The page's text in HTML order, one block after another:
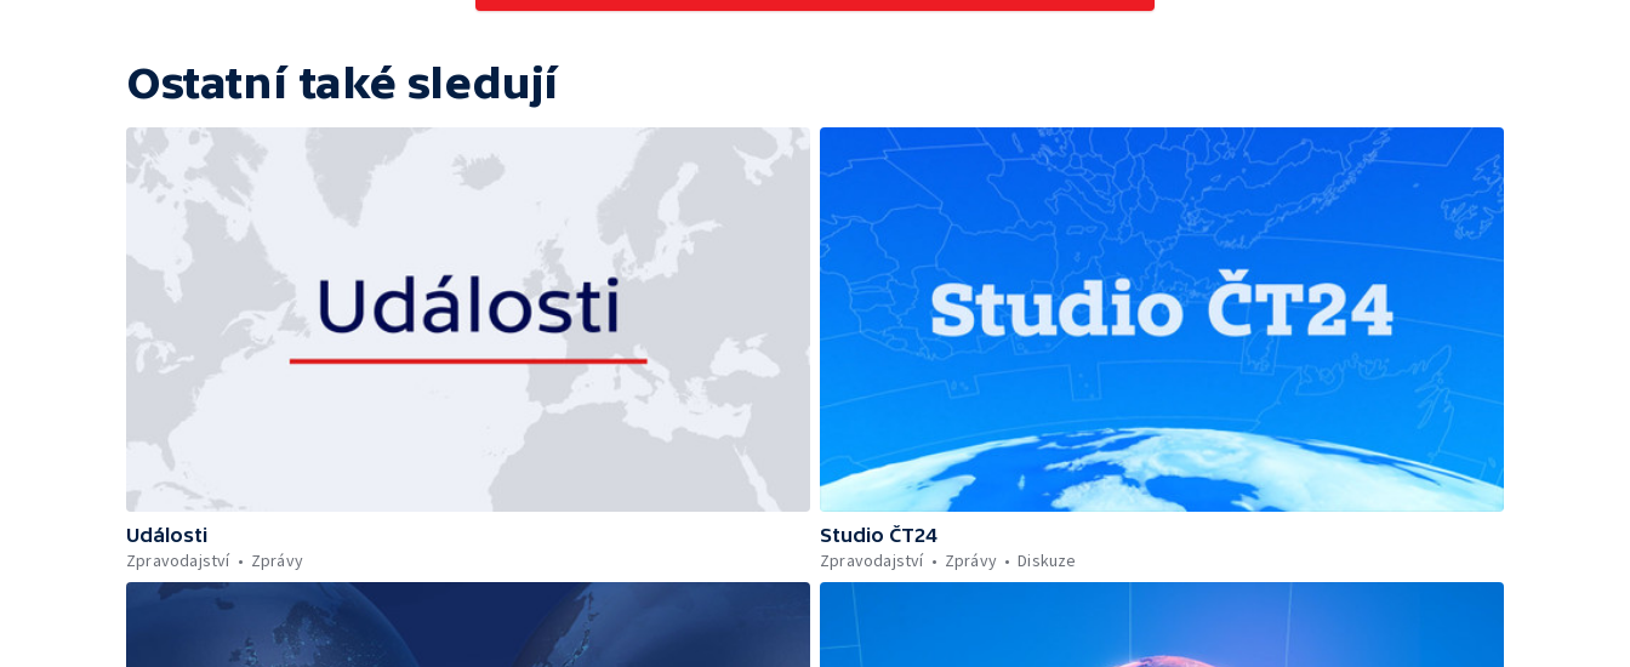
Ostatní také sledují
Události
Zpravodajství
Zprávy
Studio ČT24
Zpravodajství
Zprávy Diskuze